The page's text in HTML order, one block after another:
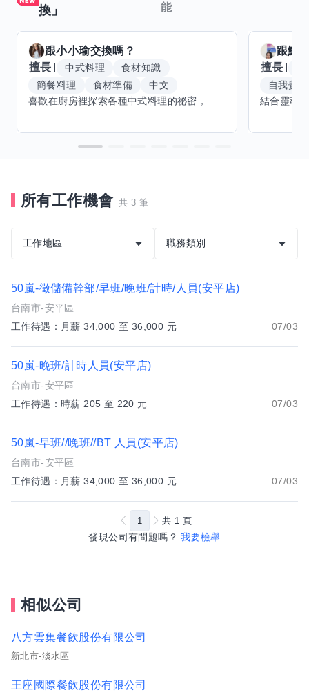
換」
能
跟小小瑜交換嗎？
擅長
中式料理
食材知識
簡餐料理
食材準備
中文
跟魟
擅長
自我覺察
所有工作機會 共 3 筆
工作地區 職務類別
50嵐-徵儲備幹部/早班/晚班/計時/人員(安平店)
台南市-安平區
工作待遇：月薪 34,000 至 36,000 元
07/03
50嵐-晚班/計時人員(安平店)
台南市-安平區
工作待遇：時薪 205 至 220 元
07/03
50嵐-早班//晚班//BT 人員(安平店)
台南市-安平區
工作待遇：月薪 34,000 至 36,000 元
07/03
發現公司有問題嗎？ 我要檢舉
1 共 1 頁
相似公司
八方雲集餐飲股份有限公司
新北市-淡水區
王座國際餐飲股份有限公司